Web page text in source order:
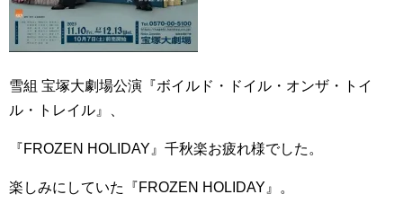
雪組 宝塚大劇場公演『ボイルド・ドイル・オンザ・トイ
ル・トレイル』、
『FROZEN HOLIDAY』千秋楽お疲れ様でした。
楽しみにしていた『FROZEN HOLIDAY』。